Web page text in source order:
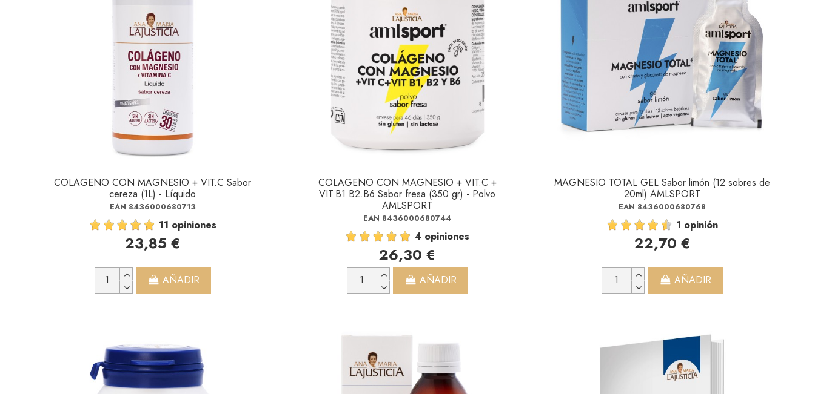
COLAGENO CON MAGNESIO + VIT.C Sabor
cereza (1L) - Líquido
EAN 8436000680713
11 opiniones
23,85 €
AÑADIR
COLAGENO CON MAGNESIO + VIT.C +
VIT.B1.B2.B6 Sabor fresa (350 gr) - Polvo
AMLSPORT
EAN 8436000680744
4 opiniones
26,30 €
AÑADIR
MAGNESIO TOTAL GEL Sabor limón (12 sobres de
20ml) AMLSPORT
EAN 8436000680768
1 opinión
22,70 €
AÑADIR